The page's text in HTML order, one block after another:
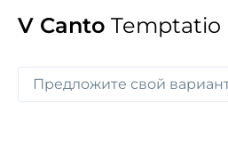
V Canto Temptatio